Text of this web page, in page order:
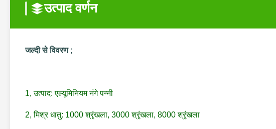
उत्पाद वर्णन
जल्दी से विवरण ;
1, उत्पाद: एल्यूमिनियम नंगे पन्नी
2, मिश्र धातु: 1000 श्रृंखला, 3000 श्रृंखला, 8000 श्रृंखला